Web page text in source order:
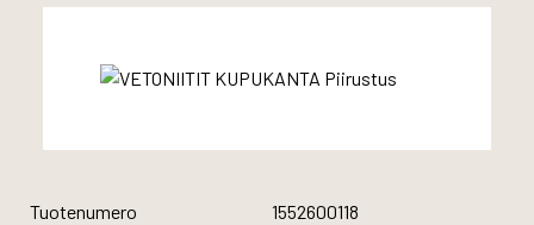
Tuotenumero 1552600118